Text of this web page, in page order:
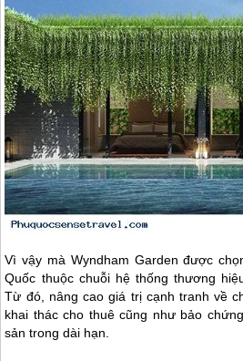
Vì vậy mà Wyndham Garden được
Quốc thuộc chuỗi hệ thống thương
Từ đó, nâng cao giá trị cạnh tranh về
khai thác cho thuê cũng như bảo
sản trong dài hạn.